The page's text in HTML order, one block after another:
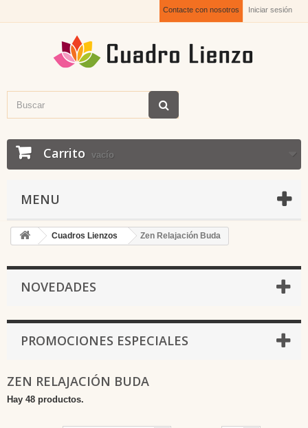
Iniciar sesión
Contacte con nosotros
Carrito vacío
MENU
Cuadros Lienzos Zen Relajación Buda
NOVEDADES
PROMOCIONES ESPECIALES
ZEN RELAJACIÓN BUDA
Hay 48 productos.